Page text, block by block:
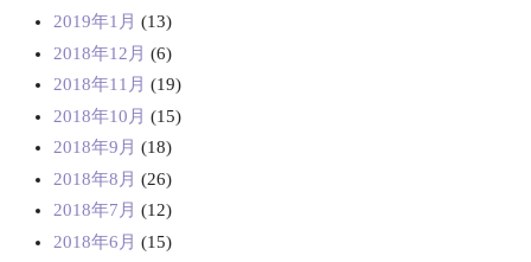
2019年1月 (13)
2018年12月 (6)
2018年11月 (19)
2018年10月 (15)
2018年9月 (18)
2018年8月 (26)
2018年7月 (12)
2018年6月 (15)